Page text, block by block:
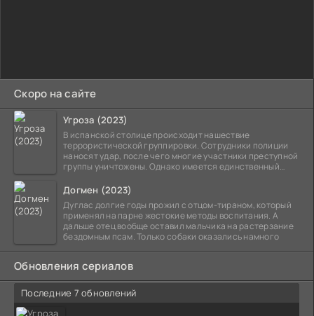
Скоро на сайте
Угроза (2023)
В испанской столице происходит нашествие
террористической группировки. Сотрудники полиции
наносят удар, после чего многие участники преступной
группы уничтожены. Однако имеется единственный
Догмен (2023)
Дуглас долгие годы прожил с отцом-тираном, который
применял на парне жестокие методы воспитания. А
дальше отец вообще оставил мальчика на растерзание
бездомным псам. Только собаки оказались намного
Обновления сериалов
Последние 7 обновлений